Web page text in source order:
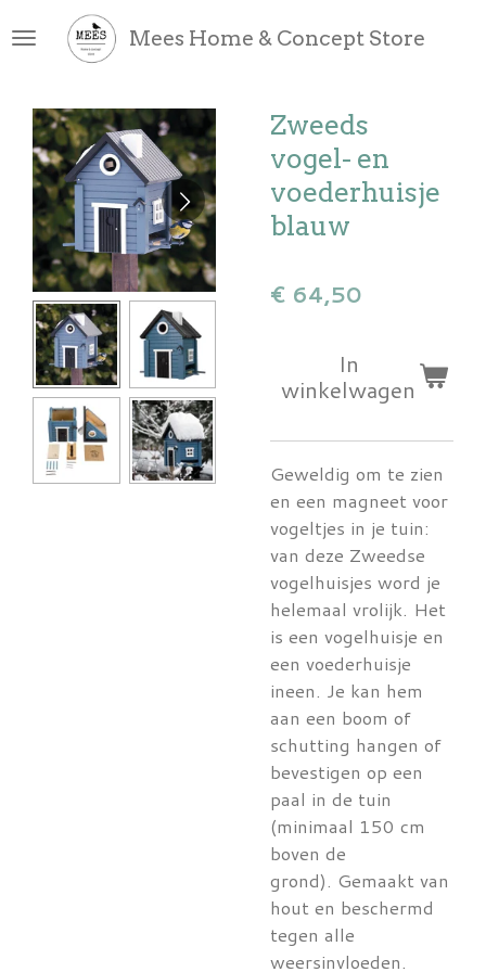
direct
hoofdinhoud
Mees Home & Concept Store
Zweeds
vogel- en
voederhuisje
blauw
€ 64,50
In
winkelwagen
Geweldig om te zien
en een magneet voor
vogeltjes in je tuin:
van deze Zweedse
vogelhuisjes word je
helemaal vrolijk. Het
is een vogelhuisje en
een voederhuisje
ineen. Je kan hem
aan een boom of
schutting hangen of
bevestigen op een
paal in de tuin
(minimaal 150 cm
boven de
grond). Gemaakt van
hout en beschermd
tegen alle
weersinvloeden.